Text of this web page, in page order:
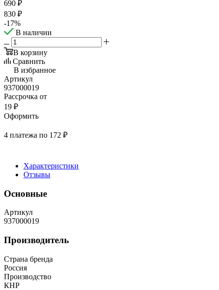
690 ₽
830 ₽
-17%
В наличии
В корзину
Сравнить
В избранное
Артикул
937000019
Рассрочка от
19 ₽
Оформить
4 платежа по 172 ₽
Характеристики
Отзывы
Основные
Артикул
937000019
Производитель
Страна бренда
Россия
Производство
КНР